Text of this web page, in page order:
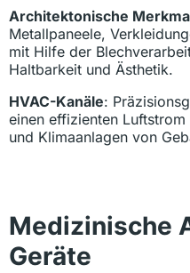
Architektonische
Metallpaneele,
mit Hilfe der
Haltbarkeit und Ästhetik.
HVAC-Kanäle:
einen effizienten
und Klimaanlagen von
Medizinische
Geräte